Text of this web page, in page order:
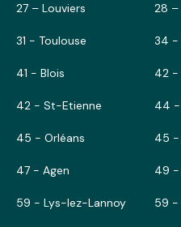
27 – Louviers 28 –
31 - Toulouse 34 -
41 - Blois 42 -
42 - St-Etienne 44 -
45 - Orléans 45 -
47 - Agen 49 -
59 - Lys-lez-Lannoy 59 -